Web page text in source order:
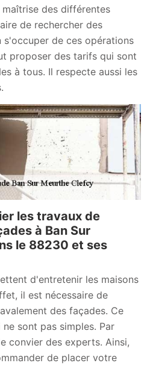
des différentes
de rechercher des
s'occuper de ces opérations
proposer des tarifs qui sont
à tous. Il respecte aussi les
les travaux de
à Ban Sur
le 88230 et ses
d'entretenir les maisons
il est nécessaire de
des façades. Ce
sont pas simples. Par
convier des experts. Ainsi,
de placer votre